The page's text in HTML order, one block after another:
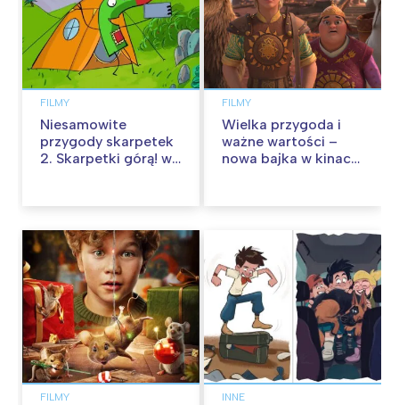
FILMY
Niesamowite
przygody skarpetek
2. Skarpetki górą! w
FILMY
Wielka przygoda i
ważne wartości –
nowa bajka w kinach
FILMY INNE